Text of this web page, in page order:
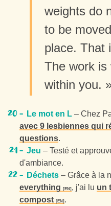
weights do
to be
place. That
The work is
within you.
Le mot en L – Chez
avec 9 lesbiennes qui
questions.
Jeu – Testé et
d'ambiance.
Déchets – Grâce à la
everything
, j'ai lu un
compost
.